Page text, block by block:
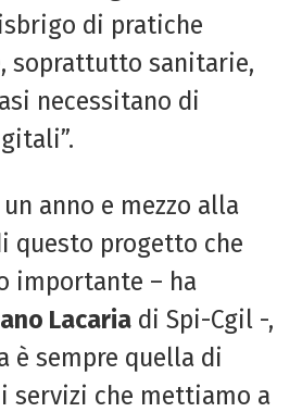
di pratiche
soprattutto sanitarie,
necessitano di
anno e mezzo alla
questo progetto che
importante – ha
Lacaria di Spi-Cgil -,
è sempre quella di
servizi che mettiamo a